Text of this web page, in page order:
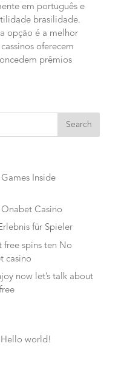
em português e
brasilidade.
opção é a melhor
oferecem
prêmios
Search
Inside
Casino
für Spieler
free spins ten No
casino
now let’s talk about
Hello world!